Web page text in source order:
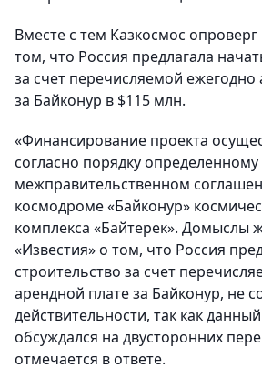
Вместе с тем Казкосмос
том, что Россия предлагала
за счет перечисляемой
за Байконур в $115 млн.
«Финансирование проекта
согласно порядку определенному
межправительственном
космодроме «Байконур»
комплекса «Байтерек». Домыслы
«Известия» о том, что Россия
строительство за счет
арендной плате за Байконур, не
действительности, так как
обсуждался на двусторонних
отмечается в ответе.